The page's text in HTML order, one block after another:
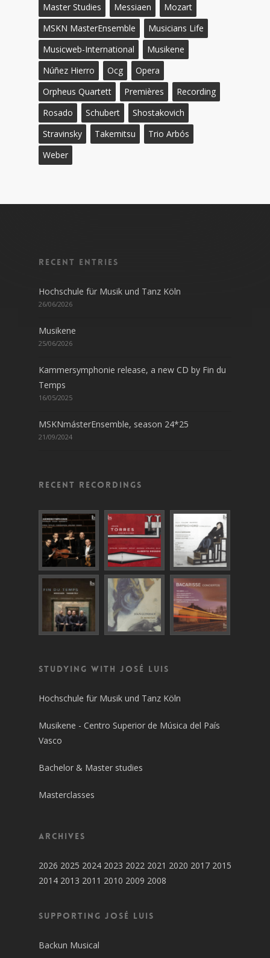
Master Studies
Messiaen
Mozart
MSKN MasterEnsemble
Musicians Life
Musicweb-International
Musikene
Núñez Hierro
Ocg
Opera
Orpheus Quartett
Premières
Recording
Rosado
Schubert
Shostakovich
Stravinsky
Takemitsu
Trio Arbós
Weber
Recent entries
Hochschule für Musik und Tanz Köln
26/06/2026
Musikene
25/06/2026
Kammersymphonie release, a new CD by Fin du
Temps
16/05/2025
MSKNmásterEnsemble, season 24*25
21/09/2024
Recent recordings
Studying with José Luis
Hochschule für Musik und Tanz Köln
Musikene - Centro Superior de Música del País
Vasco
Bachelor & Master studies
Masterclasses
Archives
2026 2025 2024 2023 2022 2021 2020 2017 2015
2014 2013 2011 2010 2009 2008
SUPPORTING JOSÉ LUIS
Backun Musical